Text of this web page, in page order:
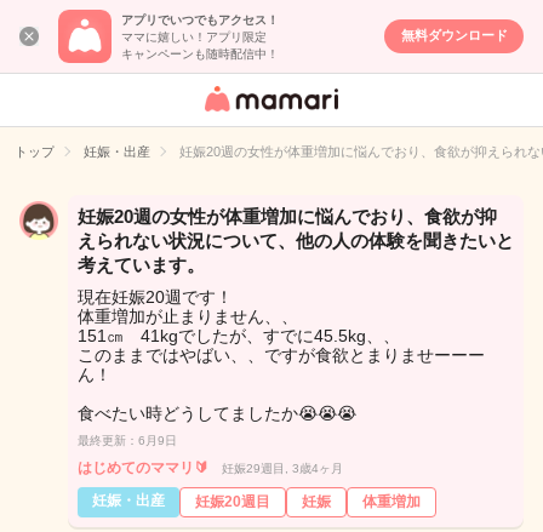
アプリでいつでもアクセス！
ママに嬉しい！アプリ限定
キャンペーンも随時配信中！
無料ダウンロード
女性専用匿名QA
イト
トップ 妊娠・出産 妊娠20週の女性が体重増加に悩んでおり、食欲が抑えられ
妊娠20週の女性が体重増加に悩んでおり、食欲が抑
えられない状況について、他の人の体験を聞きたいと
考えています。
現在妊娠20週です！
体重増加が止まりません、、
151㎝ 41kgでしたが、すでに45.5kg、、
このままではやばい、、ですが食欲とまりませーーー
ん！
食べたい時どうしてましたか😭😭😭
最終更新：6月9日
はじめてのママリ🔰 妊娠29週目, 3歳4ヶ月
妊娠・出産 妊娠20週目 妊娠 体重増加